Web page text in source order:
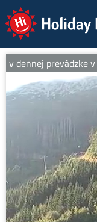
Holiday
dennej prevádzke v